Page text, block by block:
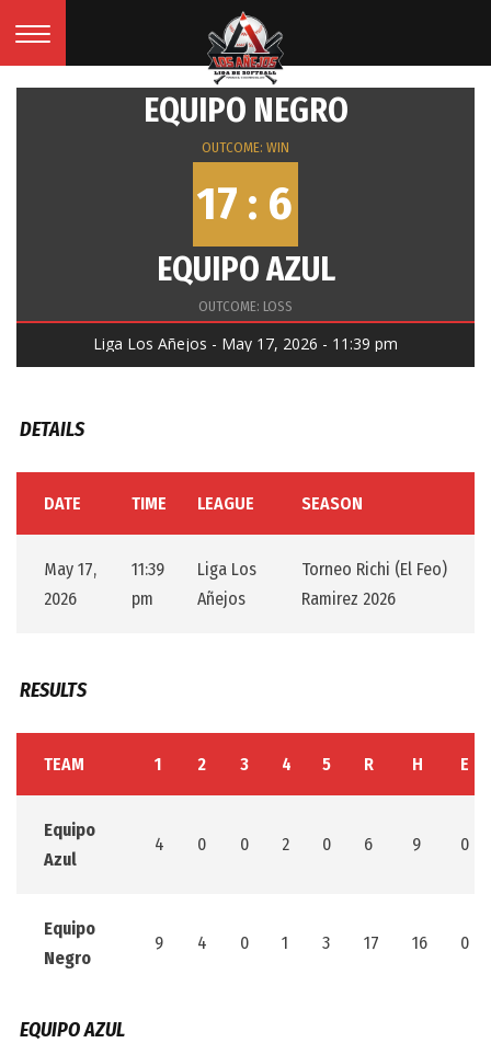
EQUIPO NEGRO
OUTCOME: WIN
17 : 6
EQUIPO AZUL
OUTCOME: LOSS
Liga Los Añejos - May 17, 2026 - 11:39 pm
DETAILS
DATE TIME LEAGUE SEASON
May 17,
2026
11:39
pm
Liga Los
Añejos
Torneo Richi (El Feo)
Ramirez 2026
RESULTS
TEAM 1 2 3 4 5 R H E
Equipo
Azul
4 0 0 2 0 6 9 0
Equipo
Negro
9 4 0 1 3 17 16 0
EQUIPO AZUL